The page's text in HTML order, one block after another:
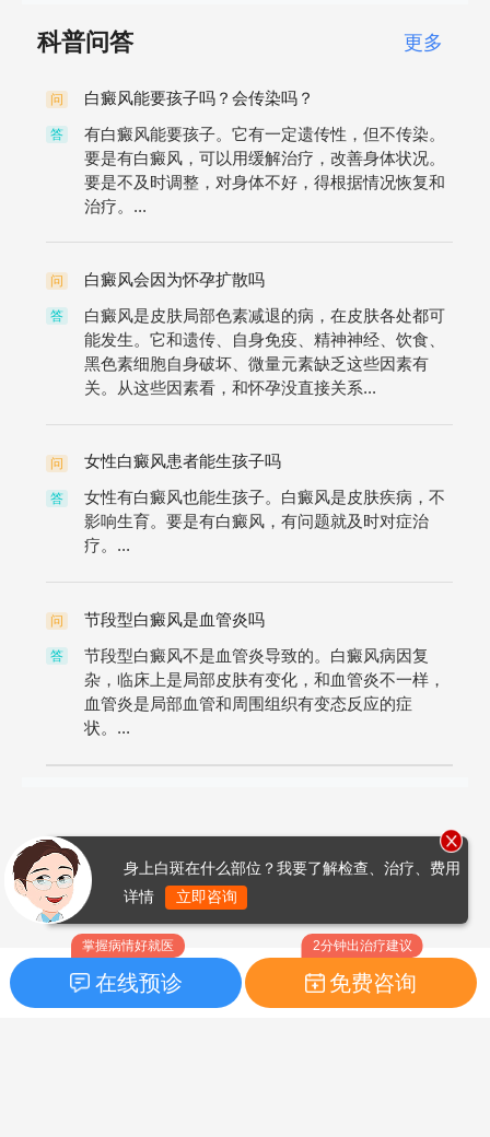
科普问答 更多
问 白癜风能要孩子吗？会传染吗？
答
有白癜风能要孩子。它有一定遗传性，但不传染。
要是有白癜风，可以用缓解治疗，改善身体状况。
要是不及时调整，对身体不好，得根据情况恢复和
治疗。...
问 白癜风会因为怀孕扩散吗
答
白癜风是皮肤局部色素减退的病，在皮肤各处都可
能发生。它和遗传、自身免疫、精神神经、饮食、
黑色素细胞自身破坏、微量元素缺乏这些因素有
关。从这些因素看，和怀孕没直接关系...
问 女性白癜风患者能生孩子吗
答
女性有白癜风也能生孩子。白癜风是皮肤疾病，不
影响生育。要是有白癜风，有问题就及时对症治
疗。...
问 节段型白癜风是血管炎吗
答
节段型白癜风不是血管炎导致的。白癜风病因复
杂，临床上是局部皮肤有变化，和血管炎不一样，
血管炎是局部血管和周围组织有变态反应的症
状。...
掌握病情好就医
在线预诊
2分钟出治疗建议
免费咨询
身上白斑在什么部位？我要了解检查、治疗、费用
详情
立即咨询